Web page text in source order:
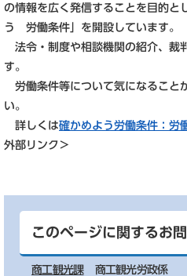
の情報を広く発信することを目的と
う 労働条件」を開設しています。
法令・制度や相談機関の紹介、裁
す。
労働条件等について気になること
い。
詳しくは確かめよう労働条件：労
外部リンク＞
このページに関するお
商工観光課
商工観光労政係